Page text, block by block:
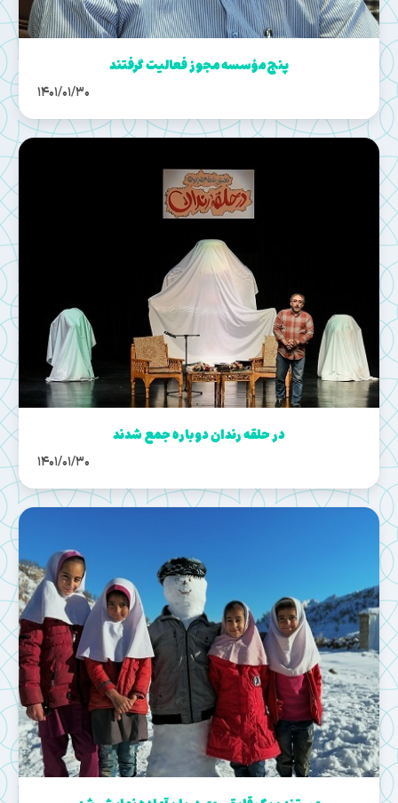
پنج مؤسسه مجوز فعالیت گرفتند
1401/01/30
در حلقه رندان دوباره جمع شدند
1401/01/30